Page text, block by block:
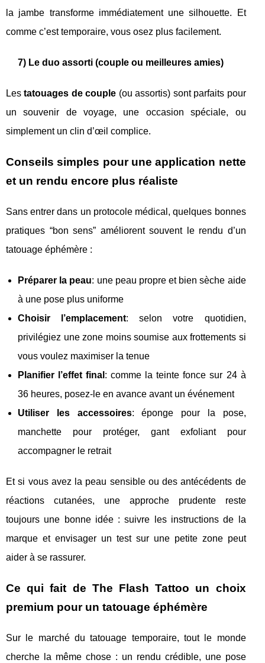
la jambe transforme immédiatement une silhouette. Et
comme c’est temporaire, vous osez plus facilement.
7) Le duo assorti (couple ou meilleures amies)
Lestatouages de couple (ou assortis) sont parfaits pour
un souvenir de voyage, une occasion spéciale, ou
simplement un clin d’œil complice.
Conseils simples pour une application nette
et un rendu encore plus réaliste
Sans entrer dans un protocole médical, quelques bonnes
pratiques “bon sens” améliorent souvent le rendu d’un
tatouage éphémère :
Préparer la peau: une peau propre et bien sèche aide
à une pose plus uniforme
Choisir l’emplacement: selon votre quotidien,
privilégiez une zone moins soumise aux frottements si
vous voulez maximiser la tenue
Planifier l’effet final : comme la teinte fonce sur 24 à
36 heures, posez-le en avance avant un événement
Utiliser les accessoires: éponge pour la pose,
manchette pour protéger, gant exfoliant pour
accompagner le retrait
Et si vous avez la peau sensible ou des antécédents de
réactions cutanées, une approche prudente reste
toujours une bonne idée : suivre les instructions de la
marque et envisager un test sur une petite zone peut
aider à se rassurer.
Ce qui fait de The Flash Tattoo un choix
premium pour un tatouage éphémère
Sur le marché du tatouage temporaire, tout le monde
cherche la même chose : un rendu crédible, une pose